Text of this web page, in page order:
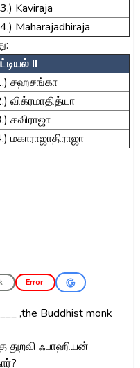
3.) Kaviraja
4.) Maharajadhiraja
II
சஹசங்கா
விக்ரமாதித்யா
கவிராஜா
மகாராஜாதிராஜா
Error
,the Buddhist monk
துறவி ஃபாஹியன்